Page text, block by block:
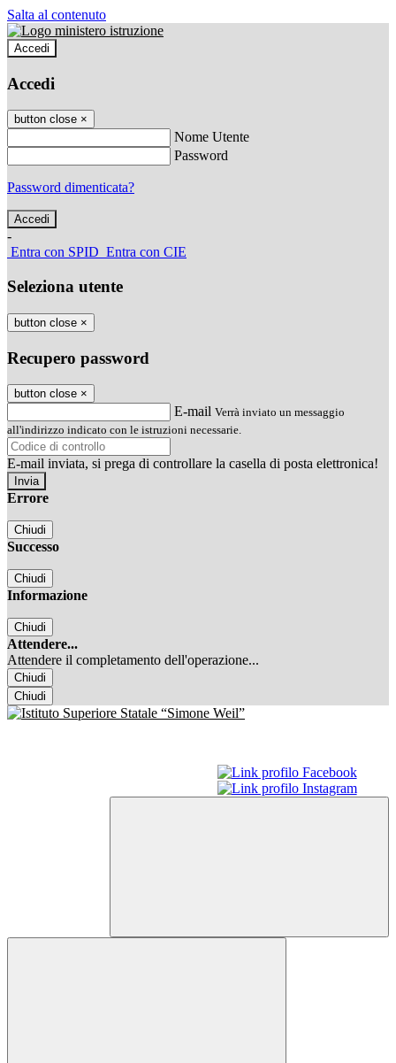
Salta al contenuto
Accedi
Accedi
button close ×
Nome Utente
Password
Password dimenticata?
-
Entra con SPID Entra con CIE
Seleziona utente
button close ×
Recupero password
button close ×
E-mail Verrà inviato un messaggio
all'indirizzo indicato con le istruzioni necessarie.
E-mail inviata, si prega di controllare la casella di posta elettronica!
Errore
Chiudi
Successo
Chiudi
Informazione
Chiudi
Attendere...
Attendere il completamento dell'operazione...
Chiudi
Chiudi